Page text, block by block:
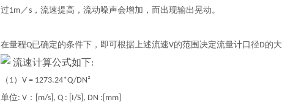
过1m／s ，流速提高，流动噪声会增加，而出现输出晃动。
在量程Q已确定的条件下，即可根据上述流速V的范围决定流量计口径D的
流速计算公式如下:
（ 1） V = 1273.24*Q/DN²
单位: V ： [m/s], Q : [I/S], DN :[mm]